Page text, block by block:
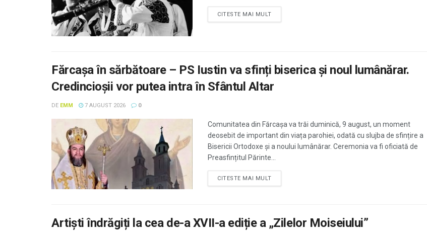
CITESTE MAI MULT
Fărcașa în sărbătoare – PS Iustin va sfinți biserica și noul lumânărar.
Credincioșii vor putea intra în Sfântul Altar
DE EMM 7 AUGUST 2026 0
Comunitatea din Fărcașa va trăi duminică, 9 august, un moment
deosebit de important din viața parohiei, odată cu slujba de sfințire a
Bisericii Ortodoxe și a noului lumânărar. Ceremonia va fi oficiată de
Preasfințitul Părinte...
CITESTE MAI MULT
Artiști îndrăgiți la cea de-a XVII-a ediție a „Zilelor Moiseiului”